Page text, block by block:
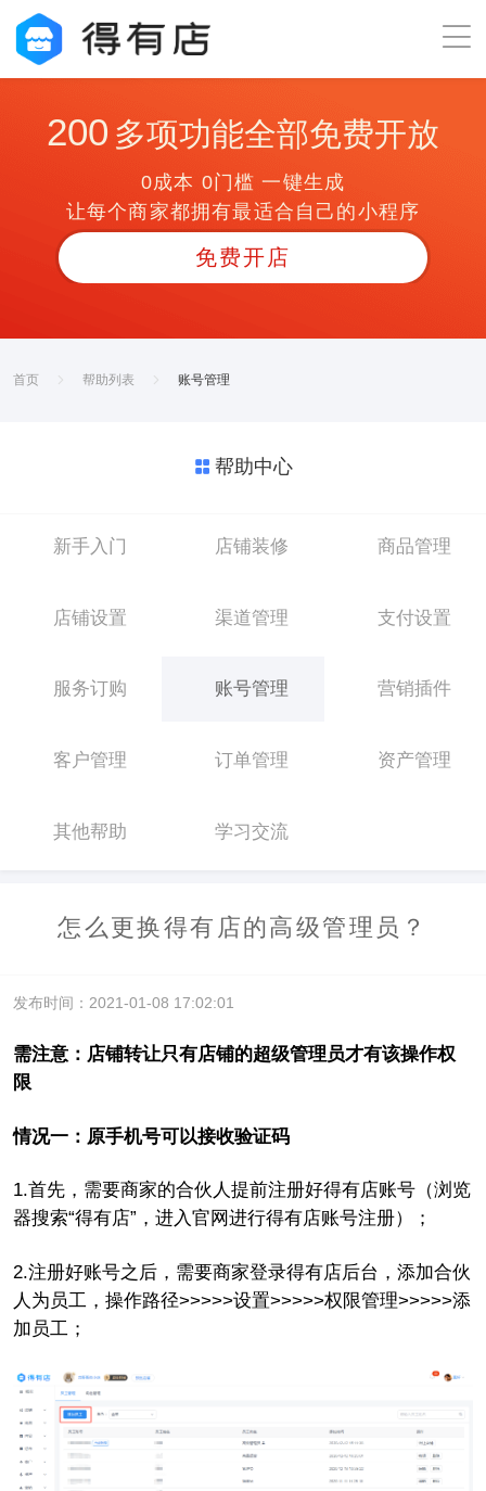
200 多项功能全部免费开放
0成本 0门槛 一键生成
让每个商家都拥有最适合自己的小程序
免费开店
首页 帮助列表 账号管理
帮助中心
新手入门 店铺装修 商品管理
店铺设置 渠道管理 支付设置
服务订购 账号管理 营销插件
客户管理 订单管理 资产管理
其他帮助 学习交流
怎么更换得有店的高级管理员？
发布时间：2021-01-08 17:02:01
需注意：店铺转让只有店铺的超级管理员才有该操作权
限
情况一：原手机号可以接收验证码
1.首先，需要商家的合伙人提前注册好得有店账号（浏览
器搜索“得有店”，进入官网进行得有店账号注册）；
2.注册好账号之后，需要商家登录得有店后台，添加合伙
人为员工，操作路径>>>>>设置>>>>>权限管理>>>>>添
加员工；